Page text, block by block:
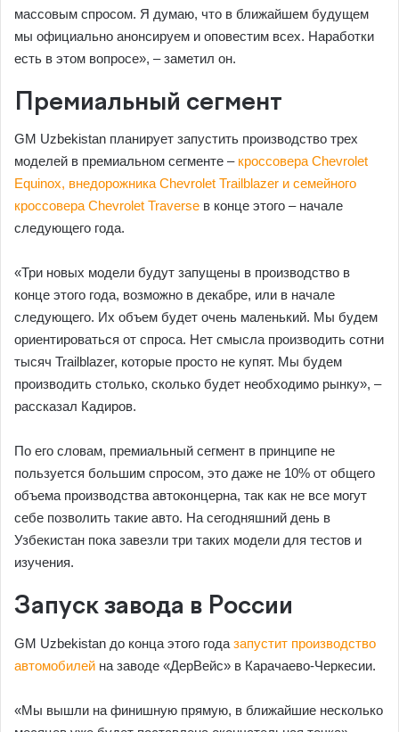
массовым спросом. Я думаю, что в ближайшем будущем
мы официально анонсируем и оповестим всех. Наработки
есть в этом вопросе», – заметил он.
Премиальный сегмент
GM Uzbekistan планирует запустить производство трех
моделей в премиальном сегменте – кроссовера Chevrolet
Equinox, внедорожника Chevrolet Trailblazer и семейного
кроссовера Chevrolet Traverse в конце этого – начале
следующего года.
«Три новых модели будут запущены в производство в
конце этого года, возможно в декабре, или в начале
следующего. Их объем будет очень маленький. Мы будем
ориентироваться от спроса. Нет смысла производить сотни
тысяч Trailblazer, которые просто не купят. Мы будем
производить столько, сколько будет необходимо рынку», –
рассказал Кадиров.
По его словам, премиальный сегмент в принципе не
пользуется большим спросом, это даже не 10% от общего
объема производства автоконцерна, так как не все могут
себе позволить такие авто. На сегодняшний день в
Узбекистан пока завезли три таких модели для тестов и
изучения.
Запуск завода в России
GM Uzbekistan до конца этого года запустит производство
автомобилей на заводе «ДерВейс» в Карачаево-Черкесии.
«Мы вышли на финишную прямую, в ближайшие несколько